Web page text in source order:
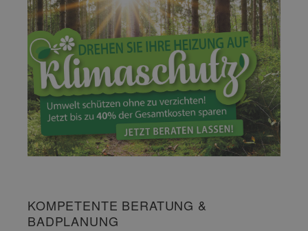
KOMPETENTE BERATUNG &
BADPLANUNG